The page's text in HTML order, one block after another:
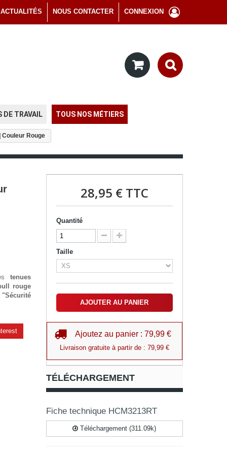
CONNEXION
NOUS CONTACTER
ACTUALITÉS
DE TRAVAIL TOUS NOS MÉTIERS
Couleur Rouge
tenues
rouge
"Sécurité
28,95 €TTC
Quantité
Taille
AJOUTER AU PANIER
Ajoutez au panier : 79,99 €
Livraison gratuite à partir de : 79,99 €
TÉLÉCHARGEMENT
Fiche technique HCM3213RT
Téléchargement (311.09k)